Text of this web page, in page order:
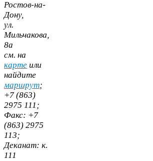
Ростов-​на-​
Дону,
ул.
Мильчакова,
8а
cм. на
карте или
найдите
маршрут;
+7 (863)
2975 111;
Факс: +7
(863) 2975
113;
Деканат: к.
111